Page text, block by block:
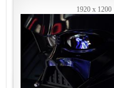
1920 x 1200